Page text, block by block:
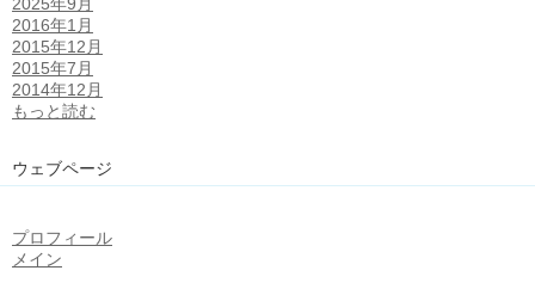
2016年1月
2015年12月
2015年7月
2014年12月
もっと読む
ウェブページ
プロフィール
メイン